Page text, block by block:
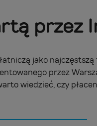
przez
jako
przez
wiedzieć, czy